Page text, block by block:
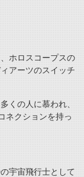
ホロスコープスの
アーツのスイッチ
くの人に慕われ、
ネクションを持っ
宇宙飛行士として